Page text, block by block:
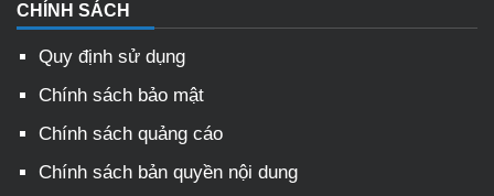
CHÍNH SÁCH
Quy định sử dụng
Chính sách bảo mật
Chính sách quảng cáo
Chính sách bản quyền nội dung